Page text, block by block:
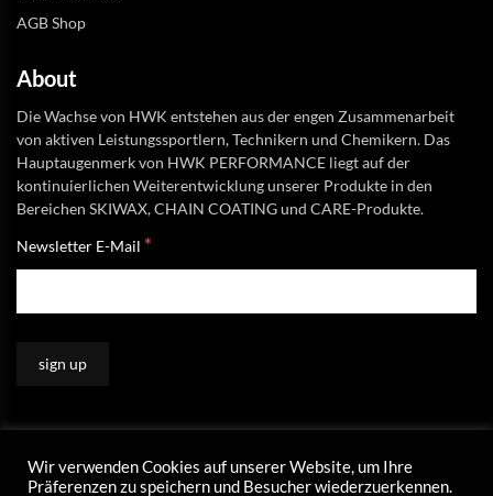
AGB Shop
About
Die Wachse von HWK entstehen aus der engen Zusammenarbeit
von aktiven Leistungssportlern, Technikern und Chemikern. Das
Hauptaugenmerk von HWK PERFORMANCE liegt auf der
kontinuierlichen Weiterentwicklung unserer Produkte in den
Bereichen SKIWAX, CHAIN COATING und CARE-Produkte.
Newsletter E-Mail *
Wir verwenden Cookies auf unserer Website, um Ihre
Präferenzen zu speichern und Besucher wiederzuerkennen.